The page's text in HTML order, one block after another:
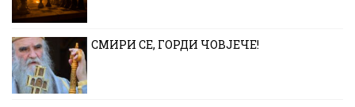
СМИРИ СЕ, ГОРДИ ЧОВЈЕЧЕ!